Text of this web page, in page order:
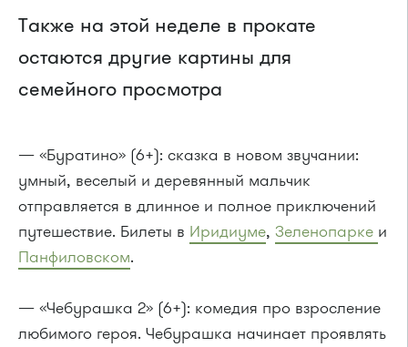
Также на этой неделе в прокате
остаются другие картины для
семейного просмотра
— «Буратино» (6+): сказка в новом звучании:
умный, веселый и деревянный мальчик
отправляется в длинное и полное приключений
путешествие. Билеты в Иридиуме, Зеленопарке и
Панфиловском.
— «Чебурашка 2» (6+): комедия про взросление
любимого героя. Чебурашка начинает проявлять